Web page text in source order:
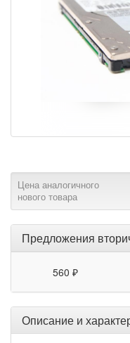
Цена аналогичного
нового товара
Предложения
560 ₽
Описание и